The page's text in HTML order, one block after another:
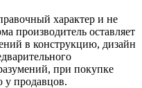
характер и не
производитель оставляет
в конструкцию, дизайн
при покупке
у продавцов.